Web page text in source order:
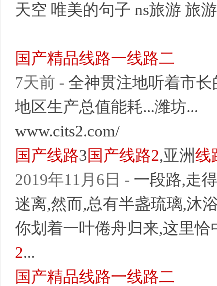
天空 唯美的句子 ns旅游 旅
国产精品线路一线路二
7天前 - 全神贯注地听着市
地区生产总值能耗...潍坊...
www.cits2.com/
国产线路3国产线路2,亚洲线
2019年11月6日 - 一段路,走
迷离,然而,总有半盏琉璃,沐
你划着一叶倦舟归来,这里恰
2...
国产精品线路一线路二